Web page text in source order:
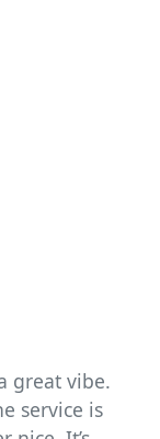
great vibe.
service is